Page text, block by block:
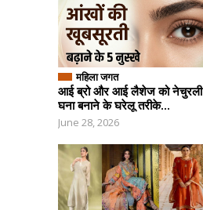
महिला जगत
आई ब्रो और आई लैशेज को नेचुरली
घना बनाने के घरेलू तरीके...
June 28, 2026